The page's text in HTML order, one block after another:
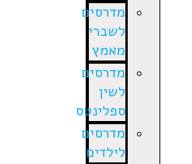
מדרסים
לשברי
מאמץ
מדרסים
לשין
ספלינטס
מדרסים
לילדים